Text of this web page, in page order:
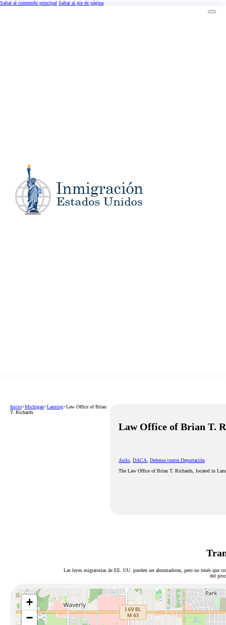
Saltar al contenido principal Saltar al pie de página
Inicio>Michigan>Lansing>Law Office of Brian
T. Richards
Law Office of Brian T.
Asilo,DACA,Defensa contra Deportación
The Law Office of Brian T. Richards, located in
Las leyes migratorias de EE. UU. pueden ser abrumadoras, pero no tenés que
del
+
−